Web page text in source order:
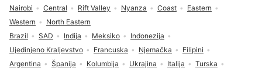
Brazil SAD Indija Meksiko
Indonezija
Ujedinjeno Kraljevstvo
Francuska Njemačka
Filipini
Argentina
Španija Kolumbija Ukrajina Italija
Turska
Nairobi Central Rift Valley Nyanza Coast
Eastern
Western
North Eastern